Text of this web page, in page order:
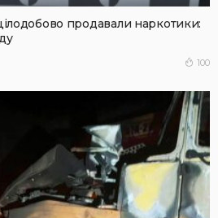
продавали наркотики:
100